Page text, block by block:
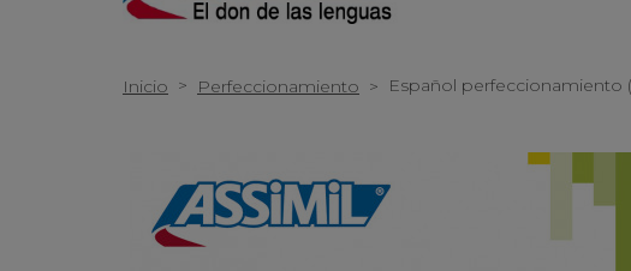
Inicio > Perfeccionamiento > Español perfeccionamiento